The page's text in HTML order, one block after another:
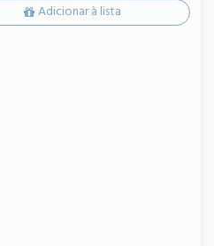
Adicionar à lista